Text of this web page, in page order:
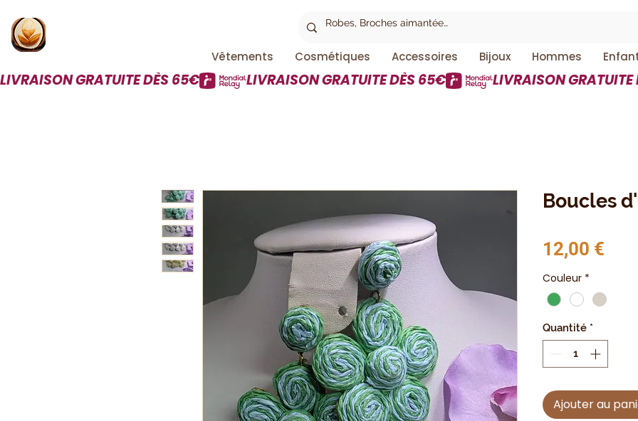
Vêtements Cosmétiques Accessoires Bijoux Hommes
LIVRAISON GRATUITE DÈS 65€
Boucles
12,00 €
Couleur *
Quantité *
Ajouter au